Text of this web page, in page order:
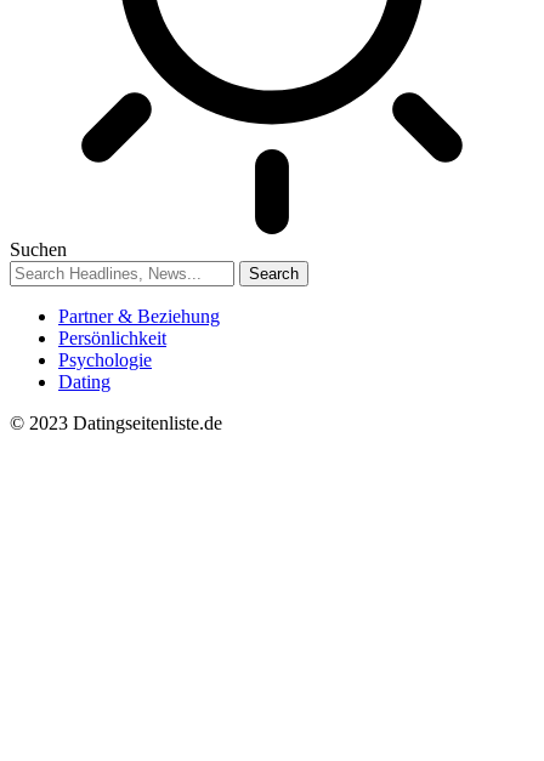
Suchen
Partner & Beziehung
Persönlichkeit
Psychologie
Dating
© 2023 Datingseitenliste.de